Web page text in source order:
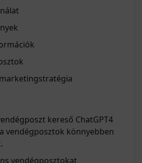
kereső ChatGPT4
vendégposztok könnyebben
vendégposztokat